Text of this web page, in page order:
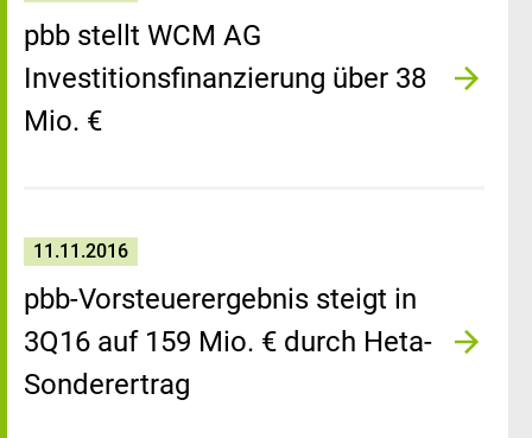
pbb stellt WCM AG
Investitionsfinanzierung über 38
Mio. €
11.11.2016
pbb-Vorsteuerergebnis steigt in
3Q16 auf 159 Mio. € durch Heta-
Sonderertrag